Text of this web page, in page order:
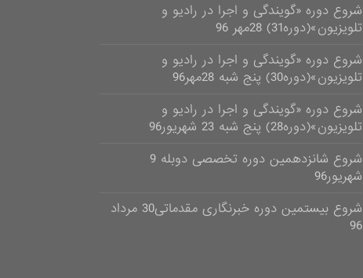
شروع دوره «گویندگی و اجرا در رادیو و
تلویزیون»(دوره31) 28مهر 96
شروع دوره «گویندگی و اجرا در رادیو و
تلویزیون»(دوره30) پنج شبه 28مهر96
شروع دوره «گویندگی و اجرا در رادیو و
تلویزیون»(دوره28) پنج شبه 23 شهریور96
شروع شانزدهمین دوره تخصصی دوبله 9
شهریور96
شروع بیستمین دوره خبرنگاری مقدماتی30 مرداد
96